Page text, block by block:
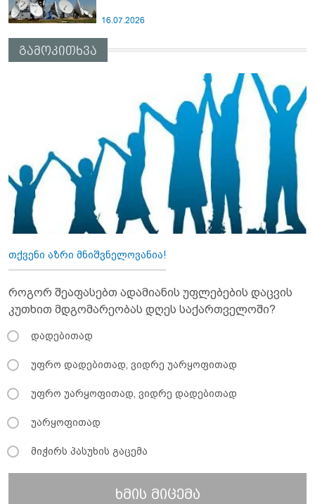
16.07.2026
გამოკითხვა
თქვენი აზრი მნიშვნელოვანია!
როგორ შეაფასებთ ადამიანის უფლებების დაცვის
კუთხით მდგომარეობას დღეს საქართველოში?
დადებითად
უფრო დადებითად, ვიდრე უარყოფითად
უფრო უარყოფითად, ვიდრე დადებითად
უარყოფითად
მიჭირს პასუხის გაცემა
ხმის მიცემა